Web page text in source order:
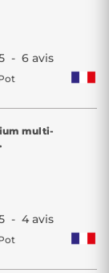
- 6 avis
multi-
- 4 avis